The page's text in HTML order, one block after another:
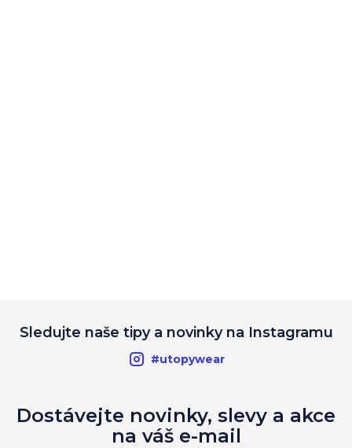
Sledujte naše tipy a novinky na Instagramu
#utopywear
Dostávejte novinky, slevy a akce
na váš e-mail